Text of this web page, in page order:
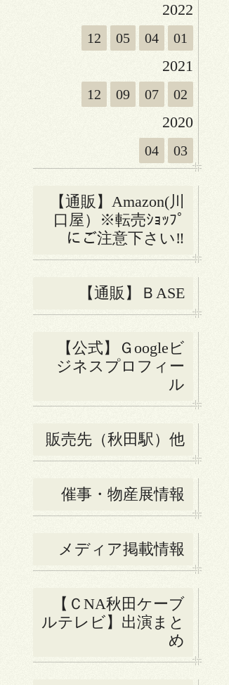
2022
12 05 04 01
2021
12 09 07 02
2020
04 03
【通販】Amazon(川
口屋）※転売ｼｮｯﾌﾟ
にご注意下さい‼
【通販】ＢASE
【公式】Ｇoogleビ
ジネスプロフィー
ル
販売先（秋田駅）他
催事・物産展情報
メディア掲載情報
【ＣNA秋田ケーブ
ルテレビ】出演まと
め